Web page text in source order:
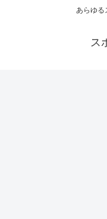
あらゆる
ス